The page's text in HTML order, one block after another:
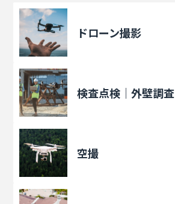
ドローン撮影
検査点検｜外壁調査
空撮